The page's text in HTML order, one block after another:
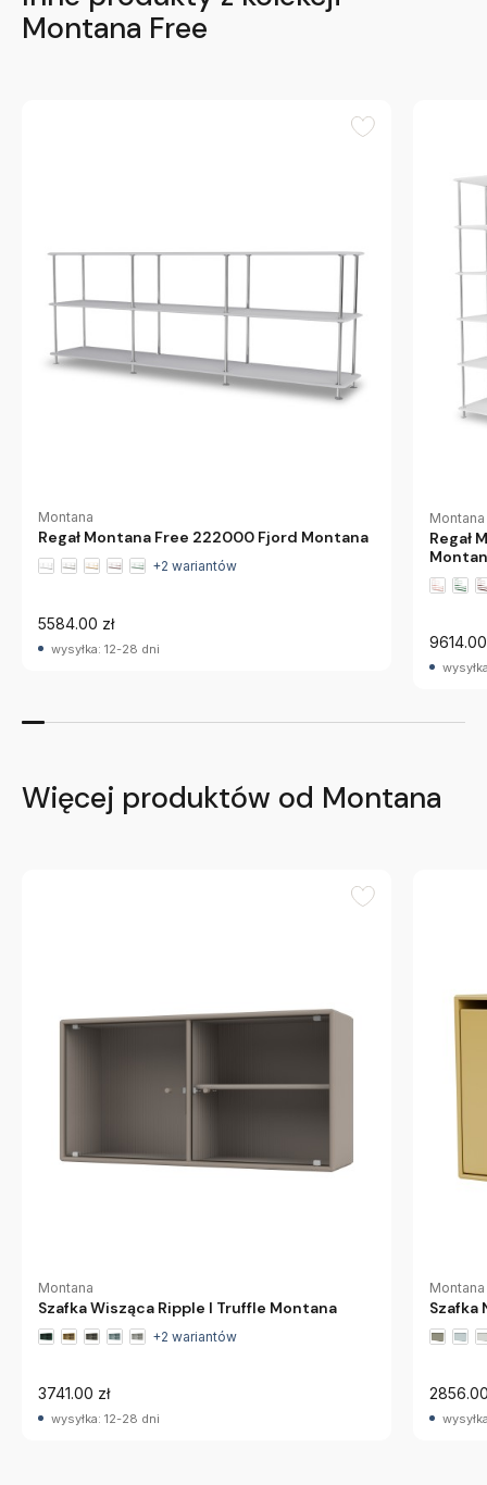
Montana Free
Montana
Regał Montana Free 222000 Fjord Montana
+2 wariantów
5584.00 zł
wysyłka: 12-28 dni
Montana
Regał
9614.00
Więcej produktów od Montana
Montana
Szafka Wisząca Ripple I Truffle Montana
+2 wariantów
3741.00 zł
wysyłka: 12-28 dni
Montana
Szafka